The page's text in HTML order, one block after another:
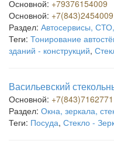
Основной: +79376154009
Основной: +7(843)2454009
Раздел: Автосервисы,
Теги: Тонирование
зданий - конструкций,
Васильевский
Основной: +7(843)7162771
Раздел: Окна, зеркала,
Теги: Посуда, Стекло -